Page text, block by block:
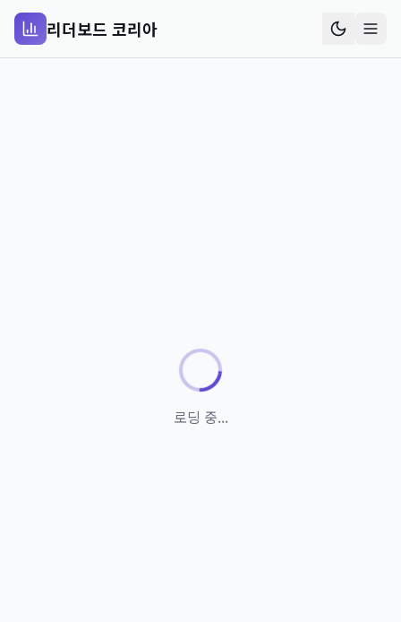
리더보드 코리아
로딩 중...